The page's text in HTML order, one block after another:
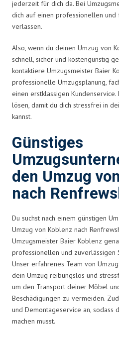
jederzeit für dich da. Bei
dich auf einen professionellen und
verlassen.
Also, wenn du deinen Umzug von
schnell, sicher und kostengünstig
kontaktiere Umzugsmeister Baier
professionelle Umzugsplanung,
einen erstklassigen
lösen, damit du dich stressfrei in
kannst.
Günstiges
den Umzug
nach
Du suchst nach einem günstigen
Umzug von Koblenz nach
Umzugsmeister Baier Koblenz
professionellen und zuverlässigen
Unser erfahrenes Team von
dein Umzug reibungslos und
um den Transport deiner Möbel
Beschädigungen zu vermeiden.
und Demontageservice an, sodass
machen musst.